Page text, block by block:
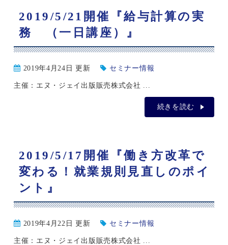
2019/5/21開催『給与計算の実
務 （一日講座）』
2019年4月24日 更新 セミナー情報
主催：エヌ・ジェイ出版販売株式会社 ...
続きを読む
2019/5/17開催『働き方改革で
変わる！就業規則見直しのポイ
ント』
2019年4月22日 更新 セミナー情報
主催：エヌ・ジェイ出版販売株式会社 ...